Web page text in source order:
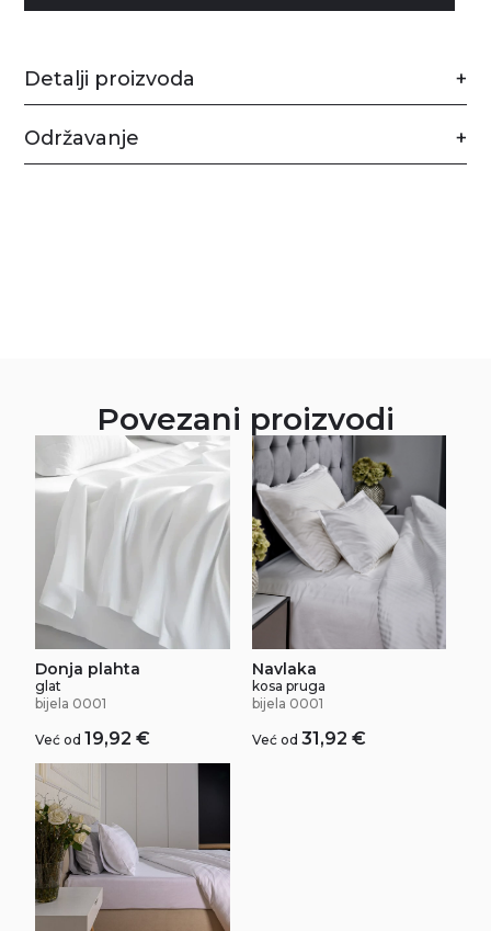
Detalji proizvoda
Održavanje
Povezani proizvodi
Donja plahta
glat
bijela 0001
Već od 19,92€
Navlaka
kosa pruga
bijela 0001
Već od 31,92 €